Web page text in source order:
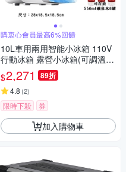
購衷心會員最高6%回饋
10L車用兩用智能小冰箱 110V
行動冰箱 露營小冰箱(可調溫
外宿小資族必備 車家兩用)
$2,271 89折
4.8 (2)
限時下殺 券
加入購物車